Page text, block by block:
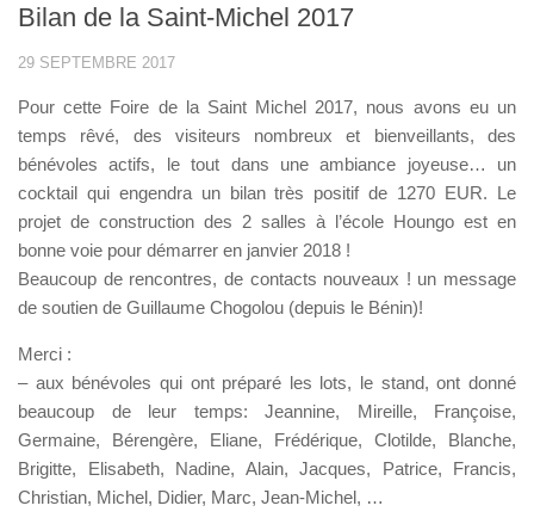
Bilan de la Saint-Michel 2017
29 SEPTEMBRE 2017
Pour cette Foire de la Saint Michel 2017, nous avons eu un
temps rêvé, des visiteurs nombreux et bienveillants, des
bénévoles actifs, le tout dans une ambiance joyeuse… un
cocktail qui engendra un bilan très positif de 1270 EUR. Le
projet de construction des 2 salles à l’école Houngo est en
bonne voie pour démarrer en janvier 2018 !
Beaucoup de rencontres, de contacts nouveaux ! un message
de soutien de Guillaume Chogolou (depuis le Bénin)!
Merci :
– aux bénévoles qui ont préparé les lots, le stand, ont donné
beaucoup de leur temps: Jeannine, Mireille, Françoise,
Germaine, Bérengère, Eliane, Frédérique, Clotilde, Blanche,
Brigitte, Elisabeth, Nadine, Alain, Jacques, Patrice, Francis,
Christian, Michel, Didier, Marc, Jean-Michel, …